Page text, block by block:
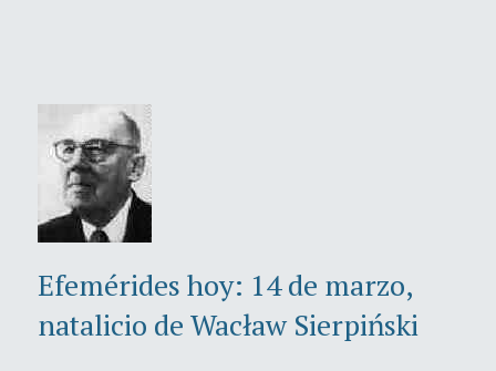
Efemérides hoy: 14 de marzo,
natalicio de Wacław Sierpiński